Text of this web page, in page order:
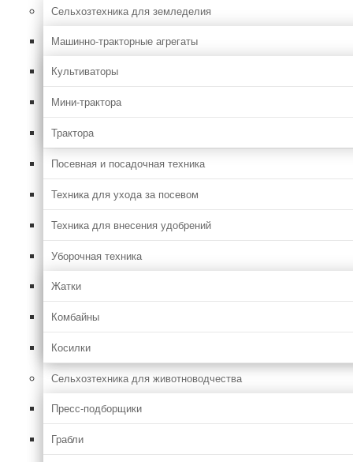
Сельхозтехника для земледелия
Машинно-тракторные агрегаты
Культиваторы
Мини-трактора
Трактора
Посевная и посадочная техника
Техника для ухода за посевом
Техника для внесения удобрений
Уборочная техника
Жатки
Комбайны
Косилки
Сельхозтехника для животноводчества
Пресс-подборщики
Грабли